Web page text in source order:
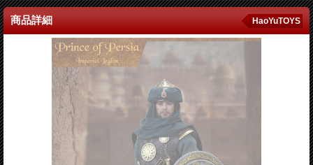
商品詳細 HaoYuTOYS